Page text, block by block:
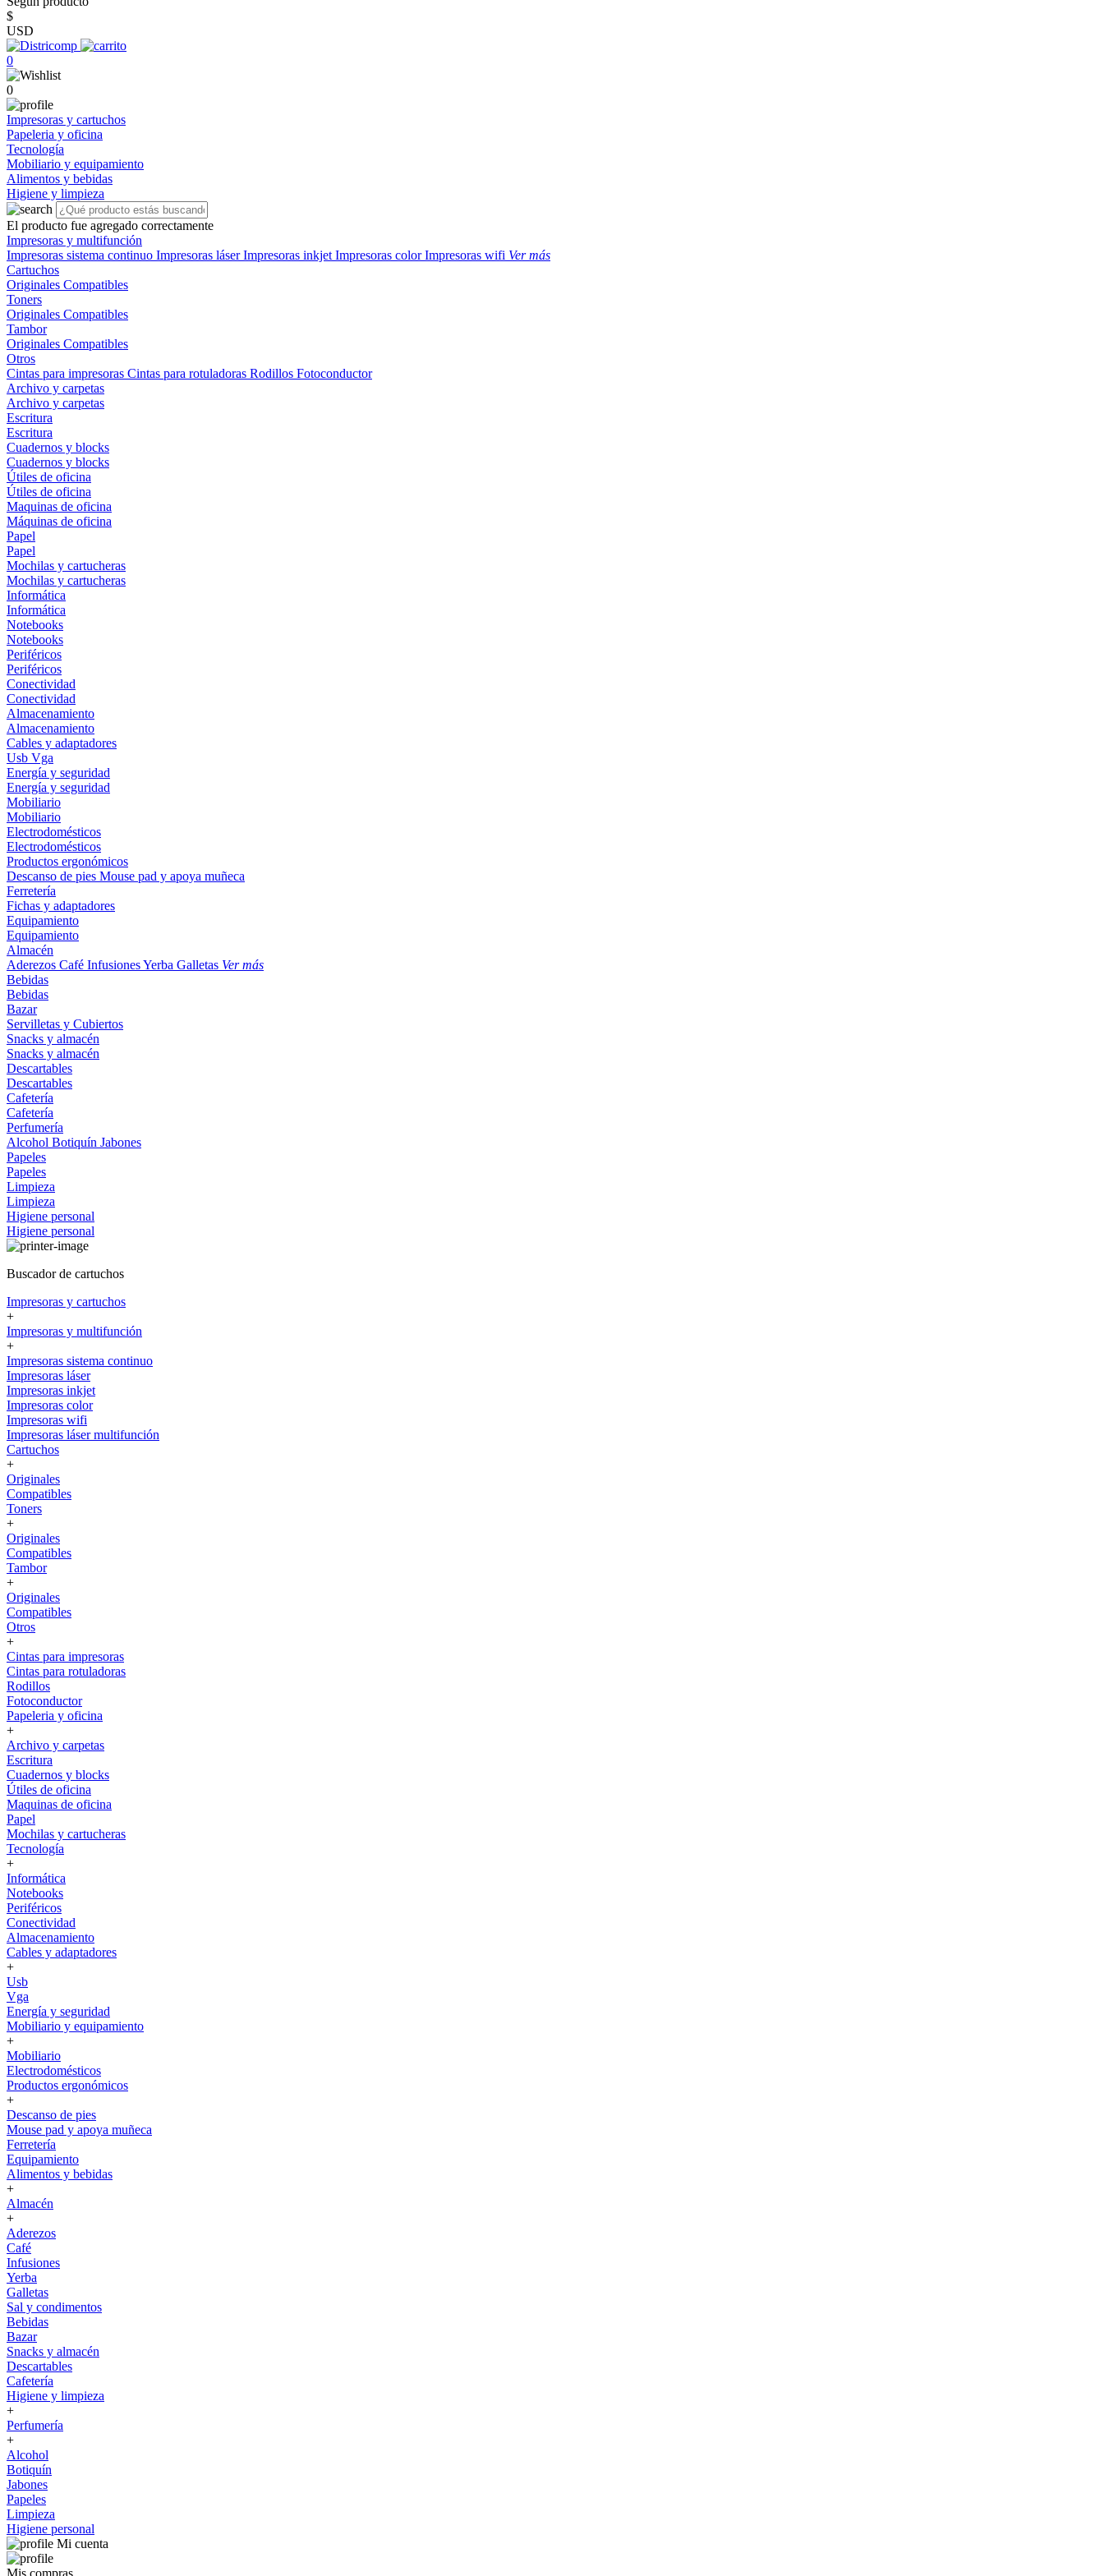
$
USD
0
0
Impresoras y cartuchos
Papeleria y oficina
Tecnología
Mobiliario y equipamiento
Alimentos y bebidas
Higiene y limpieza
El producto fue agregado correctamente
Impresoras y multifunción
Impresoras sistema continuo Impresoras láserImpresoras inkjet Impresoras colorImpresoras wifi Ver más
Cartuchos
Originales Compatibles
Toners
Originales Compatibles
Tambor
Originales Compatibles
Otros
Cintas para impresoras Cintas para rotuladoras Rodillos Fotoconductor
Archivo y carpetas
Archivo y carpetas
Escritura
Escritura
Cuadernos y blocks
Cuadernos y blocks
Útiles de oficina
Útiles de oficina
Maquinas de oficina
Máquinas de oficina
Papel
Papel
Mochilas y cartucheras
Mochilas y cartucheras
Informática
Informática
Notebooks
Notebooks
Periféricos
Periféricos
Conectividad
Conectividad
Almacenamiento
Almacenamiento
Cables y adaptadores
Usb Vga
Energía y seguridad
Energía y seguridad
Mobiliario
Mobiliario
Electrodomésticos
Electrodomésticos
Productos ergonómicos
Descanso de pies Mouse pad y apoya muñeca
Ferretería
Fichas y adaptadores
Equipamiento
Equipamiento
Almacén
Aderezos Café InfusionesYerba Galletas Ver más
Bebidas
Bebidas
Bazar
Servilletas y Cubiertos
Snacks y almacén
Snacks y almacén
Descartables
Descartables
Cafetería
Cafetería
Perfumería
Alcohol Botiquín Jabones
Papeles
Papeles
Limpieza
Limpieza
Higiene personal
Higiene personal
Buscador de cartuchos
Impresoras y cartuchos
+
Impresoras y multifunción
+
Impresoras sistema continuo
Impresoras láser
Impresoras inkjet
Impresoras color
Impresoras wifi
Impresoras láser multifunción
Cartuchos
+
Originales
Compatibles
Toners
+
Originales
Compatibles
Tambor
+
Originales
Compatibles
Otros
+
Cintas para impresoras
Cintas para rotuladoras
Rodillos
Fotoconductor
Papeleria y oficina
+
Archivo y carpetas
Escritura
Cuadernos y blocks
Útiles de oficina
Maquinas de oficina
Papel
Mochilas y cartucheras
Tecnología
+
Informática
Notebooks
Periféricos
Conectividad
Almacenamiento
Cables y adaptadores
+
Usb
Vga
Energía y seguridad
Mobiliario y equipamiento
+
Mobiliario
Electrodomésticos
Productos ergonómicos
+
Descanso de pies
Mouse pad y apoya muñeca
Ferretería
Equipamiento
Alimentos y bebidas
+
Almacén
+
Aderezos
Café
Infusiones
Yerba
Galletas
Sal y condimentos
Bebidas
Bazar
Snacks y almacén
Descartables
Cafetería
Higiene y limpieza
+
Perfumería
+
Alcohol
Botiquín
Jabones
Papeles
Limpieza
Higiene personal
Mi cuenta
Mis compras